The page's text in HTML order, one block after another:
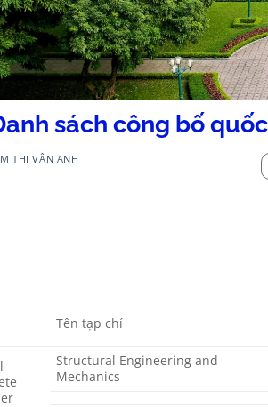
sách công bố
THỊ VÂN ANH
Tên tạp chí
Structural Engineering and
Mechanics